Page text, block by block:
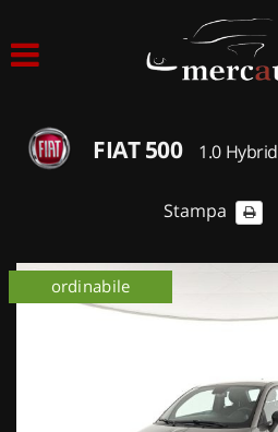
ACQUISTIAMO USATO
NOLEGGIO AUTO
NOLEGGIO BREVE TERMINE
FIAT 500 1.0 Hybrid
Stampa
ordinabile